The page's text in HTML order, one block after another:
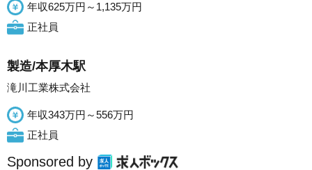
年収625万円～1,135万円
正社員
製造/本厚木駅
滝川工業株式会社
年収343万円～556万円
正社員
Sponsored by